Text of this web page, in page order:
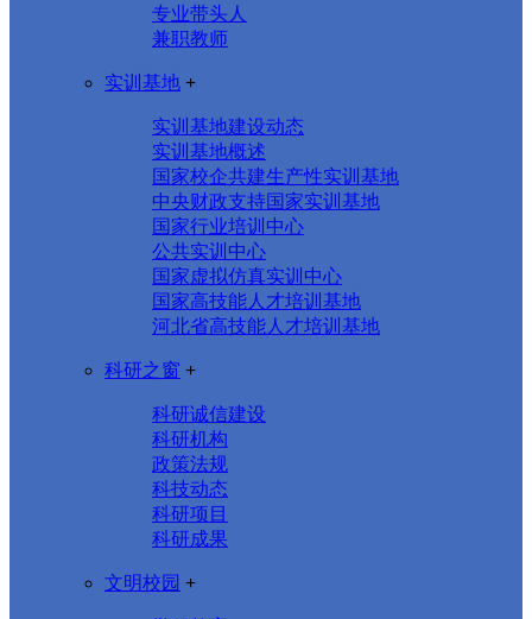
专业带头人
兼职教师
实训基地 +
实训基地建设动态
实训基地概述
国家校企共建生产性实训基地
中央财政支持国家实训基地
国家行业培训中心
公共实训中心
国家虚拟仿真实训中心
国家高技能人才培训基地
河北省高技能人才培训基地
科研之窗 +
科研诚信建设
科研机构
政策法规
科技动态
科研项目
科研成果
文明校园 +